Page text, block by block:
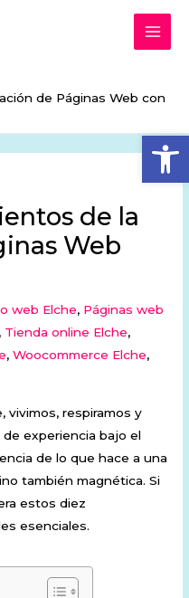
de Páginas Web con
de la
Web
web Elche, Páginas web
, Tienda online Elche,
,Woocommerce Elche,
vivimos, respiramos y
experiencia bajo el
de lo que hace a una
también magnética. Si
estos diez
esenciales.